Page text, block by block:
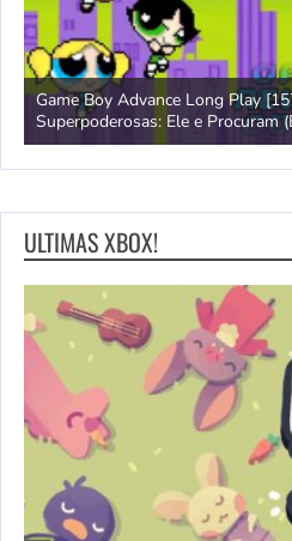
Game Boy Advance Long Play
Superpoderosas: Ele e Procuram
ULTIMAS XBOX!